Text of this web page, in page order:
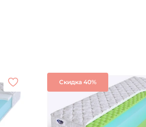
Скидка 40%